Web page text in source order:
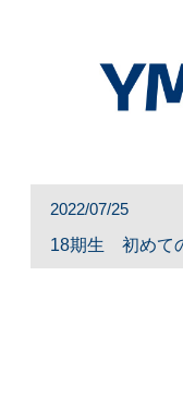
2022/07/25
18期生 初めて